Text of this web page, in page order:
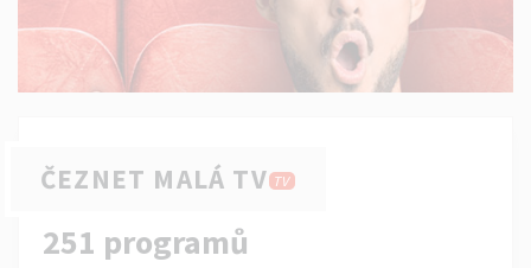
ČEZNET MALÁ TV TV
251 programů